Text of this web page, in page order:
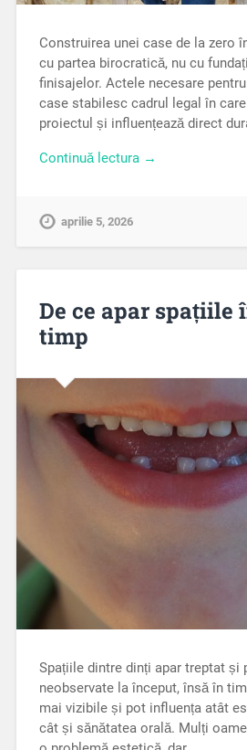
Construirea unei case de la zero
cu partea birocratică, nu cu
finisajelor. Actele necesare
case stabilesc cadrul legal în
proiectul și influențează direct
Continuă lectura →
aprilie 5, 2026
De ce apar
timp
Spațiile dintre dinți apar treptat și
neobservate la început, însă în
mai vizibile și pot influența atât
cât și sănătatea orală. Mulți